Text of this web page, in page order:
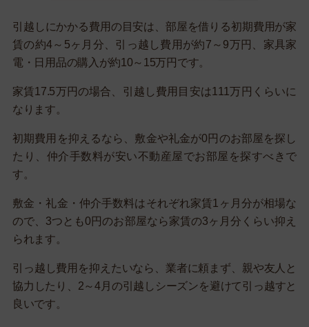
引越しにかかる費用の目安は、部屋を借りる初期費用が家
賃の約4～5ヶ月分、引っ越し費用が約7～9万円、家具家
電・日用品の購入が約10～15万円です。
家賃17.5万円の場合、引越し費用目安は111万円くらいに
なります。
初期費用を抑えるなら、敷金や礼金が0円のお部屋を探し
たり、仲介手数料が安い不動産屋でお部屋を探すべきで
す。
敷金・礼金・仲介手数料はそれぞれ家賃1ヶ月分が相場な
ので、3つとも0円のお部屋なら家賃の3ヶ月分くらい抑え
られます。
引っ越し費用を抑えたいなら、業者に頼まず、親や友人と
協力したり、2～4月の引越しシーズンを避けて引っ越すと
良いです。